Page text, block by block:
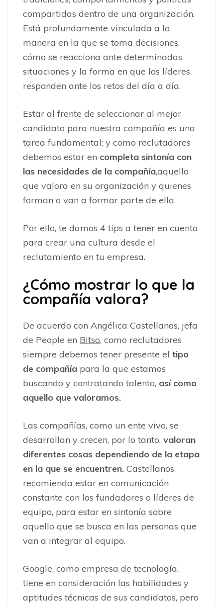
compartidas dentro de una organización.
Está profundamente vinculada a la
manera en la que se toma decisiones,
cómo se reacciona ante determinadas
situaciones y la forma en que los líderes
responden ante los retos del día a día.
Estar al frente de seleccionar al mejor
candidato para nuestra compañía es una
tarea fundamental; y como reclutadores
debemos estar en completa sintonía con
las necesidades de la compañía,aquello
que valora en su organización y quienes
forman o van a formar parte de ella.
Por ello, te damos 4 tips a tener en cuenta
para crear una cultura desde el
reclutamiento en tu empresa.
¿Cómo mostrar lo que la
compañía valora?
De acuerdo con Angélica Castellanos, jefa
de People en Bitso, como reclutadores
siempre debemos tener presente el tipo
de compañía para la que estamos
buscando y contratando talento, así como
aquello que valoramos.
Las compañías, como un ente vivo, se
desarrollan y crecen, por lo tanto, valoran
diferentes cosas dependiendo de la etapa
en la que se encuentren. Castellanos
recomienda estar en comunicación
constante con los fundadores o líderes de
equipo, para estar en sintonía sobre
aquello que se busca en las personas que
van a integrar al equipo.
Google, como empresa de tecnología,
tiene en consideración las habilidades y
aptitudes técnicas de sus candidatos, pero